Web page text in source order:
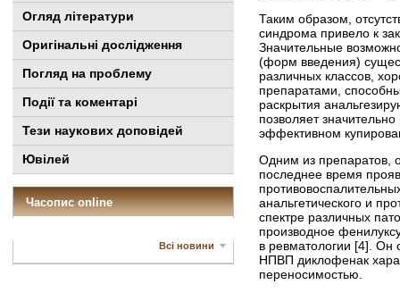
Огляд літератури
Оригінальні дослідження
Погляд на проблему
Події та коментарі
Тези наукових доповідей
Ювілей
Часопис online
Всі новини
Таким образом,
синд­рома привело к
Значительные
(форм введения)
различных классов,
препаратами,
раскрытия
позволяет
эффективном
Одним из препаратов,
последнее время
анальгетического и
спектре различных
производное
в ревматологии [4].
НПВП диклофенак
переносимостью.